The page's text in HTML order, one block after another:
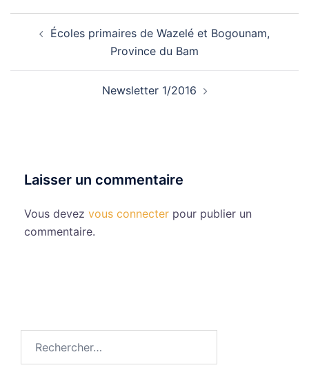
Navigation
d’articleÉcoles primaires de Wazelé et Bogounam,
Province du Bam
Newsletter 1/2016
Laisser un commentaire
Vous devez vous connecter pour publier un
commentaire.